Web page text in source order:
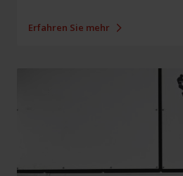
Erfahren Sie mehr